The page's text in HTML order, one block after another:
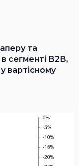
та
сегменті В2В,
вартісному